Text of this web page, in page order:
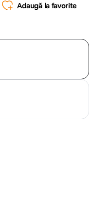
Adaugă la favorite